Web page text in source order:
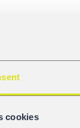
cookies